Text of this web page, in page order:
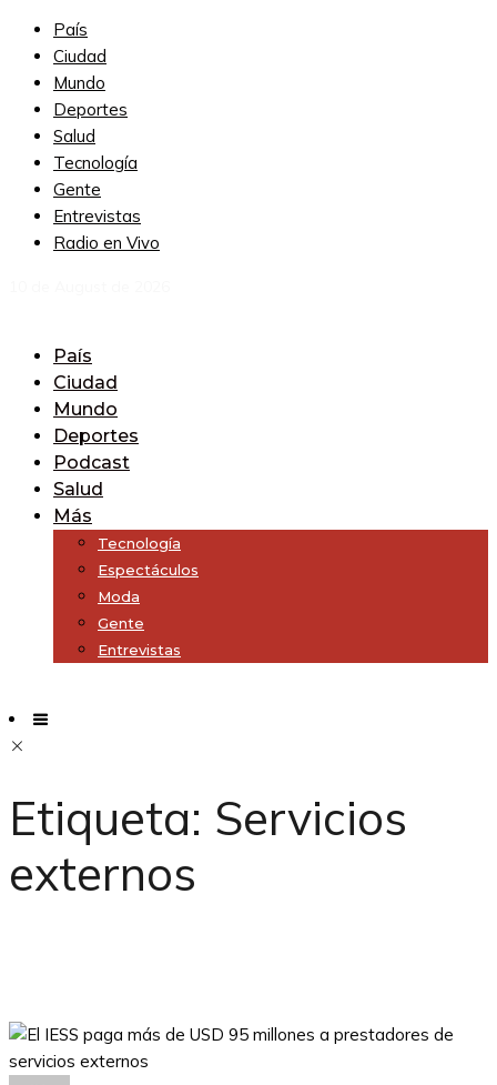
País
Ciudad
Mundo
Deportes
Salud
Tecnología
Gente
Entrevistas
Radio en Vivo
País
Ciudad
Mundo
Deportes
Podcast
Salud
Más
Tecnología
Espectáculos
Moda
Gente
Entrevistas
Etiqueta: Servicios
externos